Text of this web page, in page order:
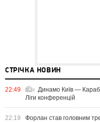
СТРІЧКА НОВИН
22:49
Динамо Київ —
Ліги конференцій
22:19 Форлан став головним